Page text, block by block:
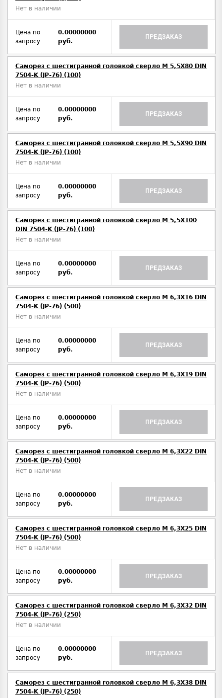
Нет в наличии
Цена по
запросу
0.00000000
руб.
ПРЕДЗАКАЗ
Саморез с шестигранной головкой сверло М 5,5Х80 DIN
7504-K (JP-76) (100)
Нет в наличии
Цена по
запросу
0.00000000
руб.
ПРЕДЗАКАЗ
Саморез с шестигранной головкой сверло М 5,5Х90 DIN
7504-K (JP-76) (100)
Нет в наличии
Цена по
запросу
0.00000000
руб.
ПРЕДЗАКАЗ
Саморез с шестигранной головкой сверло М 5,5Х100
DIN 7504-K (JP-76) (100)
Нет в наличии
Цена по
запросу
0.00000000
руб.
ПРЕДЗАКАЗ
Саморез с шестигранной головкой сверло М 6,3Х16 DIN
7504-K (JP-76) (500)
Нет в наличии
Цена по
запросу
0.00000000
руб.
ПРЕДЗАКАЗ
Саморез с шестигранной головкой сверло М 6,3Х19 DIN
7504-K (JP-76) (500)
Нет в наличии
Цена по
запросу
0.00000000
руб.
ПРЕДЗАКАЗ
Саморез с шестигранной головкой сверло М 6,3Х22 DIN
7504-K (JP-76) (500)
Нет в наличии
Цена по
запросу
0.00000000
руб.
ПРЕДЗАКАЗ
Саморез с шестигранной головкой сверло М 6,3Х25 DIN
7504-K (JP-76) (500)
Нет в наличии
Цена по
запросу
0.00000000
руб.
ПРЕДЗАКАЗ
Саморез с шестигранной головкой сверло М 6,3Х32 DIN
7504-K (JP-76) (250)
Нет в наличии
Цена по
запросу
0.00000000
руб.
ПРЕДЗАКАЗ
Саморез с шестигранной головкой сверло М 6,3Х38 DIN
7504-K (JP-76) (250)